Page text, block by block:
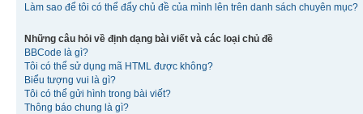
Làm sao để tôi có thể đẩy chủ đề của mình lên trên danh sách chuyên mục?
Những câu hỏi về định dạng bài viết và các loại chủ đề
BBCode là gì?
Tôi có thể sử dụng mã HTML được không?
Biểu tượng vui là gì?
Tôi có thể gửi hình trong bài viết?
Thông báo chung là gì?